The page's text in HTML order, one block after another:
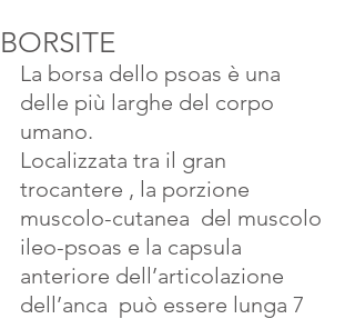
BORSITE
La borsa dello psoas è una
delle più larghe del corpo
umano.
Localizzata tra il gran
trocantere , la porzione
muscolo-cutanea  del muscolo
ileo-psoas e la capsula
anteriore dell’articolazione
dell’anca  può essere lunga 7